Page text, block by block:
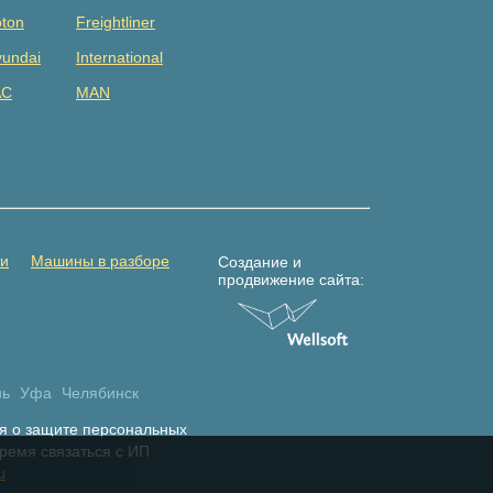
Freightliner
International
MAN
Машины в разборе
Уфа Челябинск
Создание и
продвижение сайта:
о защите персональных
связаться с ИП